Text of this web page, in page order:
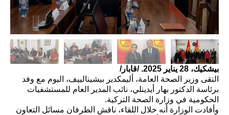
بيشكيك، 28 يناير 2025. /قابار/
التقى وزير الصحة العامة، أليمكدير بيشينالييف، اليوم مع وفد
برئاسة الدكتور بهار أيدينلي، نائب المدير العام للمستشفيات
الحكومية في وزارة الصحة التركية.
وأفادت الوزارة أنه خلال اللقاء، ناقش الطرفان مسائل التعاون